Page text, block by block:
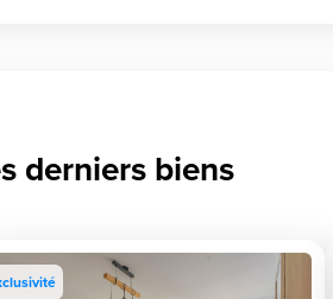
derniers biens